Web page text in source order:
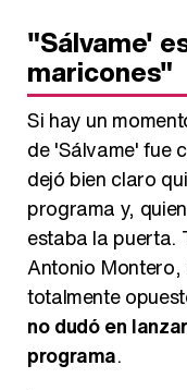
"Sálvame'
maricones"
Si hay un
de 'Sálvame' fue
dejó bien claro
programa y,
estaba la puerta.
Antonio Montero,
totalmente
no dudó en
programa.